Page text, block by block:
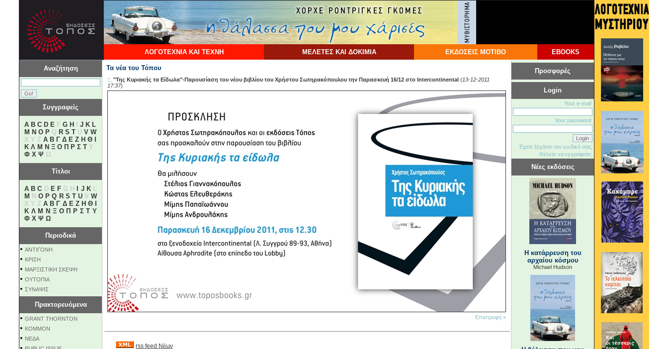
ΛΟΓΟΤΕΧΝΙΑ ΚΑΙ ΤΕΧΝΗ ΜΕΛΕΤΕΣ ΚΑΙ ΔΟΚΙΜΙΑ ΕΚΔΟΣΕΙΣ ΜΟΤΙΒΟ EBOOKS
Αναζήτηση
Συγγραφείς
A B C D E F G H J K L
M N O P Q R S T U V W
X Y Z Α Β Γ Δ Ε Ζ Η Θ
Κ Λ Μ Ν Ξ Ο Π Ρ Σ Τ Υ
Φ Χ Ψ Ω
Τίτλοι
A B C D E FG H J KL
M NO P Q R S T UVW
X Y ZΑ Β Γ Δ Ε Ζ Η Θ
Κ Λ Μ Ν Ξ Ο Π Ρ Σ Τ Υ
Φ Χ Ψ Ω
Περιοδικά
• ΑΝΤΙΓΟΝΗ
• ΚΡΙΣΗ
• ΜΑΡΞΙΣΤΙΚΗ ΣΚΕΨΗ
• ΟΥΤΟΠΙΑ
• ΣΥΝΑΨΙΣ
Πρακτορευόμενα
• GRANT THORNTON
• KOMMON
• NEΔΑ
Τα νέα του Τόπου
::. "Της Κυριακής τα Είδωλα"-Παρουσίαση του νέου βιβλίου του Χρήστου Σωτηρακόπουλου την Παρασκευή 16/12 στο Intercontinental (13-12-2011
17:37)
Επιστροφή »
rss feed Νέων
Προσφορές
Login
Your e-mail:
Your password:
Εχετε ξεχάσει τον κωδικό σας;
Θέλετε να εγγραφείτε;
Νέες εκδόσεις
Η κατάρρευση του
αρχαίου κόσμου
Michael Hudson